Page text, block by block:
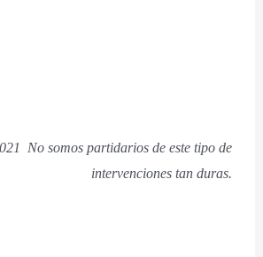
No somos partidarios de este tipo de
intervenciones tan duras.